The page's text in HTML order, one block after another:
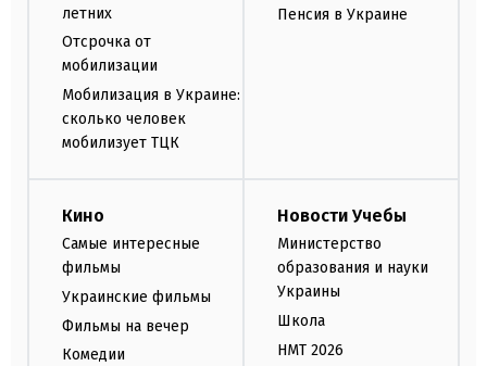
летних
Отсрочка от
мобилизации
Мобилизация в Украине:
сколько человек
мобилизует ТЦК
Пенсия в Украине
Кино
Самые интересные
фильмы
Украинские фильмы
Фильмы на вечер
Комедии
Новости Учебы
Министерство
образования и науки
Украины
Школа
НМТ 2026